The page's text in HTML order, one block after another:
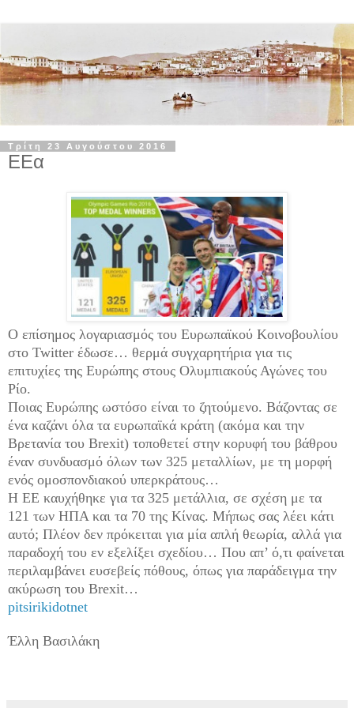
Τρίτη 23 Αυγούστου 2016
ΕΕα
Ο επίσημος λογαριασμός του Ευρωπαϊκού Κοινοβουλίου
στο Twitter έδωσε… θερμά συγχαρητήρια για τις
επιτυχίες της Ευρώπης στους Ολυμπιακούς Αγώνες του
Ρίο.
Ποιας Ευρώπης ωστόσο είναι το ζητούμενο. Βάζοντας σε
ένα καζάνι όλα τα ευρωπαϊκά κράτη (ακόμα και την
Βρετανία του Brexit) τοποθετεί στην κορυφή του βάθρου
έναν συνδυασμό όλων των 325 μεταλλίων, με τη μορφή
ενός ομοσπονδιακού υπερκράτους…
Η ΕΕ καυχήθηκε για τα 325 μετάλλια, σε σχέση με τα
121 των ΗΠΑ και τα 70 της Κίνας. Μήπως σας λέει κάτι
αυτό; Πλέον δεν πρόκειται για μία απλή θεωρία, αλλά για
παραδοχή του εν εξελίξει σχεδίου… Που απ’ ό,τι φαίνεται
περιλαμβάνει ευσεβείς πόθους, όπως για παράδειγμα την
ακύρωση του Brexit…
pitsirikidotnet
Έλλη Βασιλάκη